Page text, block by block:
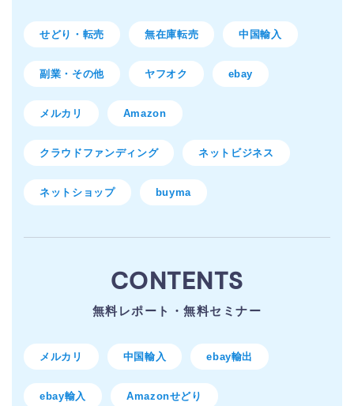
せどり・転売 無在庫転売 中国輸入
副業・その他 ヤフオク ebay
メルカリ Amazon
クラウドファンディング ネットビジネス
ネットショップ buyma
CONTENTS
無料レポート・無料セミナー
メルカリ 中国輸入 ebay輸出
ebay輸入 Amazonせどり